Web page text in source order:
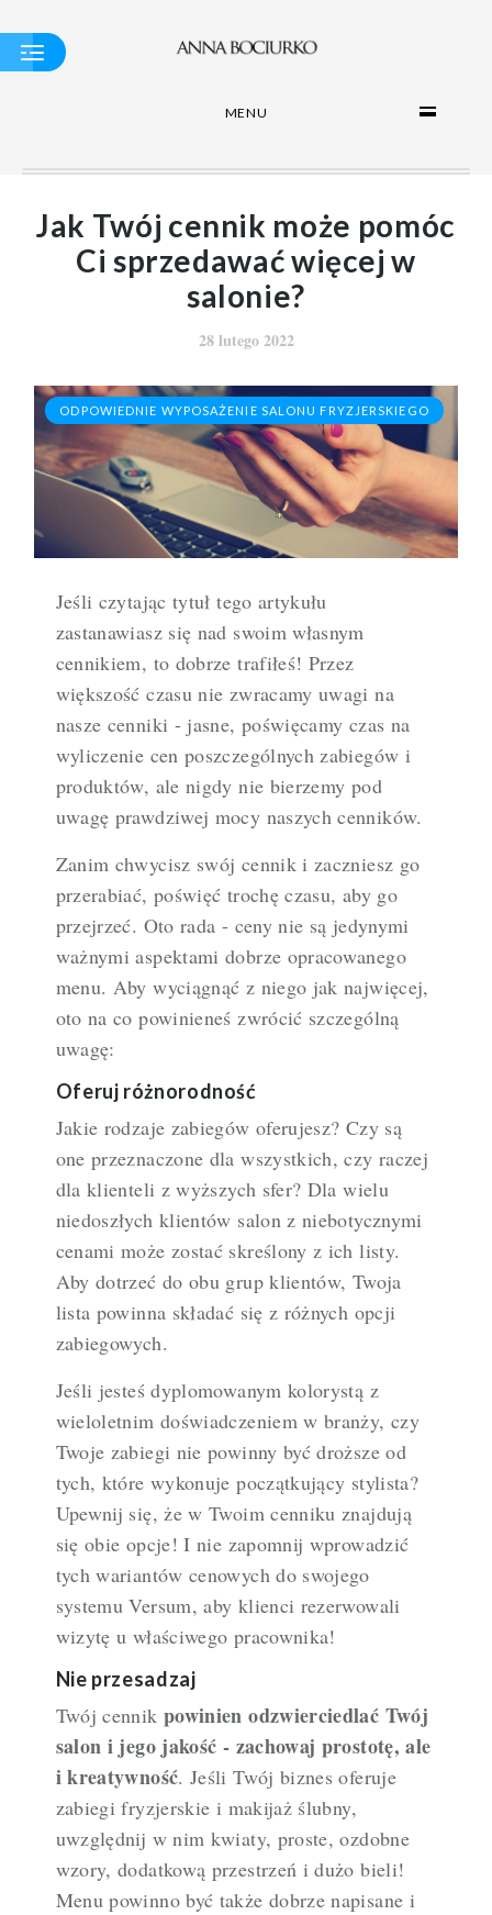
FRYZJERSKIEGO
FRYZJERSKA -
KOMPENDIUM
WIEDZY
WSKAZÓWKI I
MENU
Jak Twój cennik może pomóc
Ci sprzedawać więcej w
salonie?
28 lutego 2022
ODPOWIEDNIE WYPOSAŻENIE SALONU FRYZJERSKIEGO
Jeśli czytając tytuł tego artykułu
zastanawiasz się nad swoim własnym
cennikiem, to dobrze trafiłeś! Przez
większość czasu nie zwracamy uwagi na
nasze cenniki - jasne, poświęcamy czas na
wyliczenie cen poszczególnych zabiegów i
produktów, ale nigdy nie bierzemy pod
uwagę prawdziwej mocy naszych cenników.
Zanim chwycisz swój cennik i zaczniesz go
przerabiać, poświęć trochę czasu, aby go
przejrzeć. Oto rada - ceny nie są jedynymi
ważnymi aspektami dobrze opracowanego
menu. Aby wyciągnąć z niego jak najwięcej,
oto na co powinieneś zwrócić szczególną
uwagę:
Oferuj różnorodność
Jakie rodzaje zabiegów oferujesz? Czy są
one przeznaczone dla wszystkich, czy raczej
dla klienteli z wyższych sfer? Dla wielu
niedoszłych klientów salon z niebotycznymi
cenami może zostać skreślony z ich listy.
Aby dotrzeć do obu grup klientów, Twoja
lista powinna składać się z różnych opcji
zabiegowych.
Jeśli jesteś dyplomowanym kolorystą z
wieloletnim doświadczeniem w branży, czy
Twoje zabiegi nie powinny być droższe od
tych, które wykonuje początkujący stylista?
Upewnij się, że w Twoim cenniku znajdują
się obie opcje! I nie zapomnij wprowadzić
tych wariantów cenowych do swojego
systemu Versum, aby klienci rezerwowali
wizytę u właściwego pracownika!
Nie przesadzaj
Twój cennik powinien odzwierciedlać Twój
salon i jego jakość - zachowaj prostotę, ale
i kreatywność. Jeśli Twój biznes oferuje
zabiegi fryzjerskie i makijaż ślubny,
uwzględnij w nim kwiaty, proste, ozdobne
wzory, dodatkową przestrzeń i dużo bieli!
Menu powinno być także dobrze napisane i